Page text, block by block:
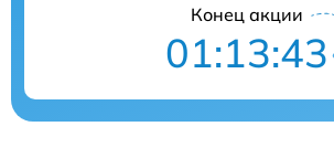
Конец акции
01:13:41